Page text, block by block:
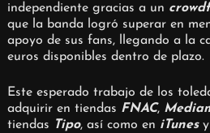
independiente gracias a un
que la banda logró superar en
apoyo de sus fans, llegando a la
euros disponibles dentro de plazo.
Este esperado trabajo de los
adquirir en tiendas FNAC,
tiendas Tipo, así como en iTunesy